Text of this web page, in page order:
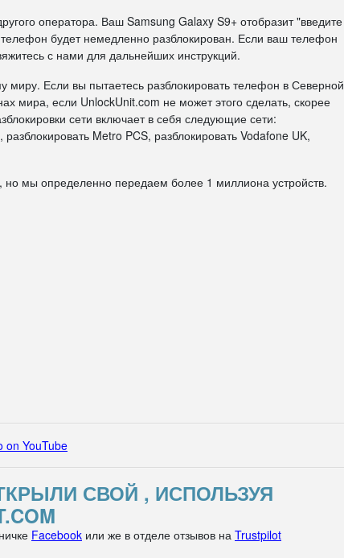
оператора. Ваш Samsung Galaxy S9+ отобразит "введите
будет немедленно разблокирован. Если ваш телефон
с нами для дальнейших инструкций.
миру. Если вы пытаетесь разблокировать телефон в Северной
мира, если UnlockUnit.com не может этого сделать, скорее
сети включает в себя следующие сети:
Metro PCS, разблокировать Vodafone UK,
но мы определенно передаем более 1 миллиона устройств.
on YouTube
СВОЙ , ИСПОЛЬЗУЯ
Facebook или же в отделе отзывов на Trustpilot